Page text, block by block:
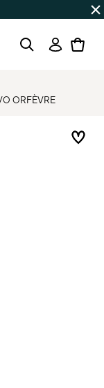
al 16 agosto:
Accedi
ORFÈVRE